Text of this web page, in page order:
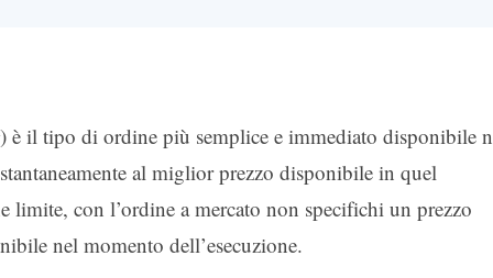
) è il tipo di ordine più semplice e immediato disponibile
al miglior prezzo disponibile in quel
limite, con l’ordine a mercato non specifichi un prezzo
nel momento dell’esecuzione.